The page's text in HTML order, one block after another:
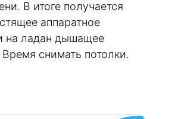
В итоге получается
аппаратное
на ладан дышащее
снимать потолки.